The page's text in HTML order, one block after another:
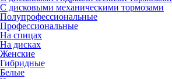
С дисковыми механическими тормозами
Полупрофессиональные
Профессиональные
На спицах
На дисках
Женские
Гибридные
Белые